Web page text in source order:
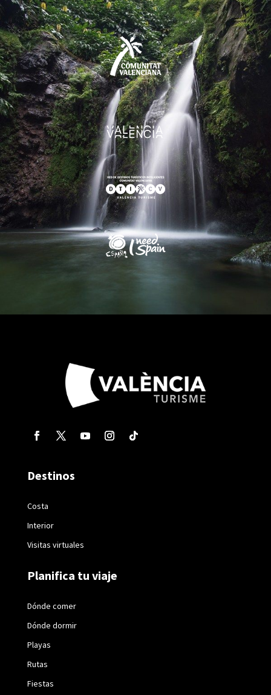
Destinos
Costa
Interior
Visitas virtuales
Planifica tu viaje
Dónde comer
Dónde dormir
Playas
Rutas
Fiestas